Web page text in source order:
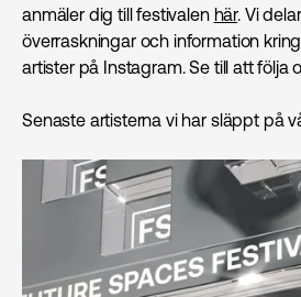
anmäler dig till festivalen här. Vi
överraskningar och information
artister på Instagram. Se till att följa
Senaste artisterna vi har släppt på